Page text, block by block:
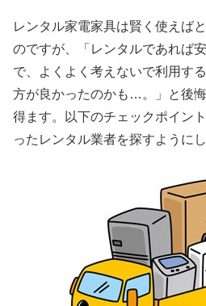
レンタル家電家具は賢く使えば
のですが、「レンタルであれば
で、よくよく考えないで利用す
方が良かったのかも…。」と後
得ます。以下のチェックポイン
ったレンタル業者を探すように